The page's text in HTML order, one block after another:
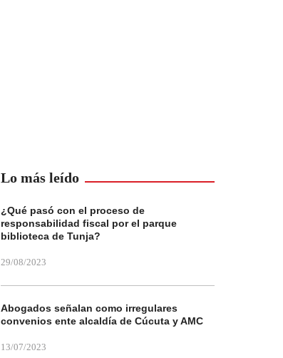
Lo más leído
¿Qué pasó con el proceso de
responsabilidad fiscal por el parque
biblioteca de Tunja?
29/08/2023
Abogados señalan como irregulares
convenios ente alcaldía de Cúcuta y AMC
13/07/2023